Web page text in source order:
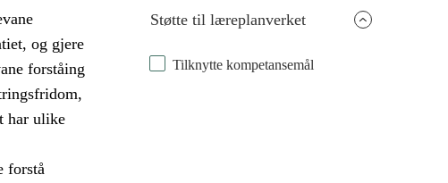
Støtte til læreplanverket
Tilknytte kompetansemål
og gjere
forståing
har ulike
forstå